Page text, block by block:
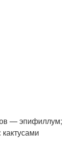
— эпифиллум;